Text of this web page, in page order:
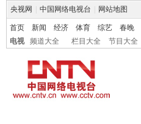
央视网 中国网络电视台 网站地图
首页 新闻 经济 体育 综艺 春晚
电视
频道大全 栏目大全 节目大全